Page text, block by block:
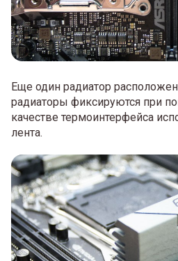
Еще один радиатор
радиаторы фиксируются при
качестве термоинтерфейса
лента.